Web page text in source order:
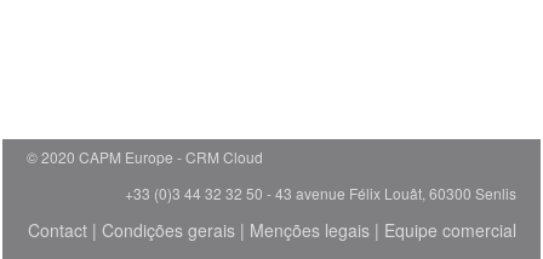
© 2020 CAPM Europe
CRM Cloud
+33 (0)3 44 32 32 50 - 43 avenue Félix Louât, 60300 Senlis
Contact| Condições gerais| Menções legais| Equipe comercial